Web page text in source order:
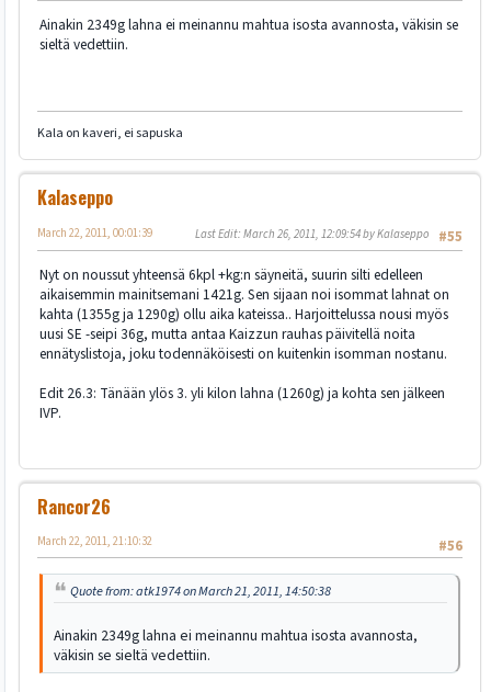
Ainakin 2349g lahna ei meinannu mahtua isosta avannosta, väkisin se
sieltä vedettiin.
Kala on kaveri, ei sapuska
Kalaseppo
#55
March 22, 2011, 00:01:39 Last Edit: March 26, 2011, 12:09:54 by Kalaseppo
Nyt on noussut yhteensä 6kpl +kg:n säyneitä, suurin silti edelleen
aikaisemmin mainitsemani 1421g. Sen sijaan noi isommat lahnat on
kahta (1355g ja 1290g) ollu aika kateissa.. Harjoittelussa nousi myös
uusi SE -seipi 36g, mutta antaa Kaizzun rauhas päivitellä noita
ennätyslistoja, joku todennäköisesti on kuitenkin isomman nostanu.
Edit 26.3: Tänään ylös 3. yli kilon lahna (1260g) ja kohta sen jälkeen
IVP.
Rancor26
#56
March 22, 2011, 21:10:32
Quote from: atk1974 on March 21, 2011, 14:50:38
Ainakin 2349g lahna ei meinannu mahtua isosta avannosta,
väkisin se sieltä vedettiin.